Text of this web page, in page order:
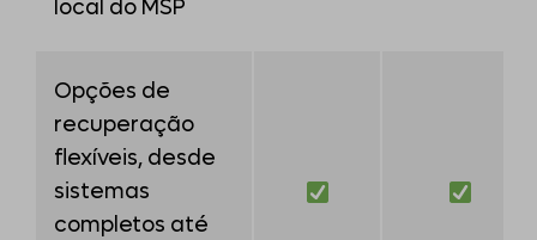
local do MSP
Opções de
recuperação
flexíveis, desde
sistemas
completos até